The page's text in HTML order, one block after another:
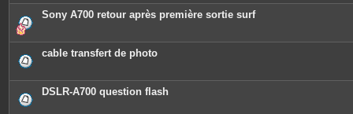
Sony A700 retour après première sortie surf
cable transfert de photo
DSLR-A700 question flash